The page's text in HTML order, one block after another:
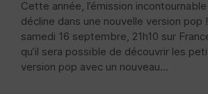
Cette année, l’émission
décline dans une nouvelle version pop
samedi 16 septembre, 21h10 sur
qu’il sera possible de découvrir les
version pop avec un nouveau...